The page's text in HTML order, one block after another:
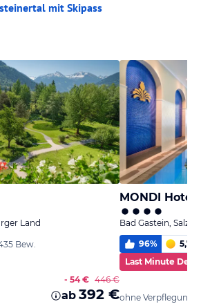
mit Skipass
Land
Bew.
- 54 € 446 €
ab 392 €
MONDI
Bad Gastein,
96% 5,7
Last Minute Deal
ohne Verpflegung